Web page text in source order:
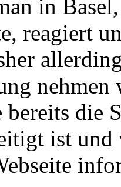
in
reagiert
die
ist